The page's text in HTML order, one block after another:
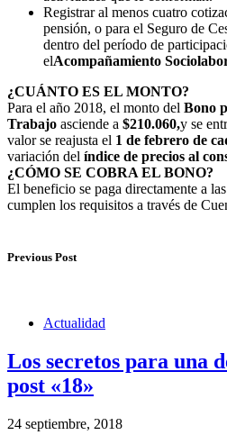
Registrar al menos cuatro
pensión, o para el Seguro de
dentro del período de
elAcompañamiento
¿CUÁNTO ES EL MONTO?
Para el año 2018, el monto del Bono
Trabajo asciende a $210.060,y se
valor se reajusta el 1 de febrero de
variación del índice de precios al
¿CÓMO SE COBRA EL BONO?
El beneficio se paga directamente a
cumplen los requisitos a través de
Previous Post
Actualidad
Los secretos para una
post «18»
24 septiembre, 2018